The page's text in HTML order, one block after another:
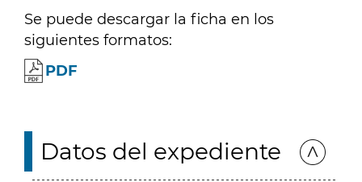
Se puede descargar la ficha en los
siguientes formatos:
PDF
Datos del expediente